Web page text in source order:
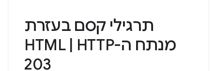
תרגילי קסם בעזרת
מנתח ה-HTML | HTTP
203